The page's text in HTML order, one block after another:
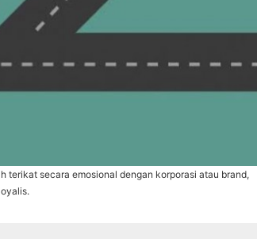
terikat secara emosional dengan korporasi atau brand,